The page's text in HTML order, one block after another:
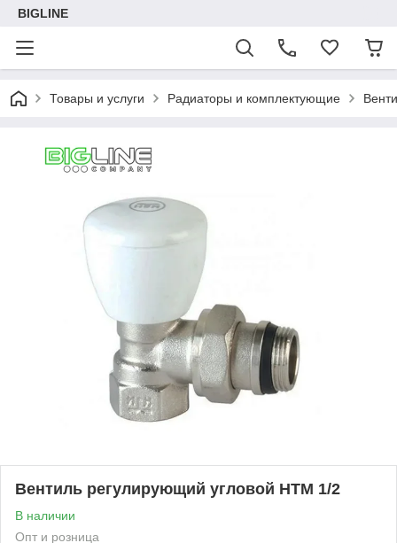
BIGLINE
Товары и услуги Радиаторы и комплектующие
Вентиль регулирующий угловой HTM 1/2
В наличии
Опт и розница